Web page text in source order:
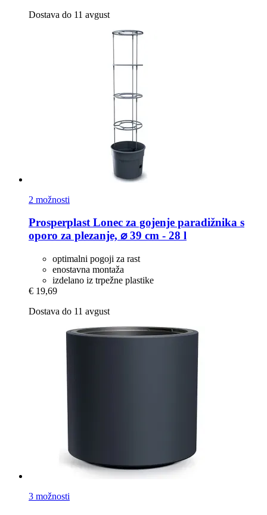
Dostava do 11 avgust
2 možnosti
ProsperplastLonec za gojenje paradižnika s
oporo za plezanje, ⌀ 39 cm -​ 28 l
optimalni pogoji za rast
enostavna montaža
izdelano iz trpežne plastike
€ 19,69
Dostava do 11 avgust
3 možnosti